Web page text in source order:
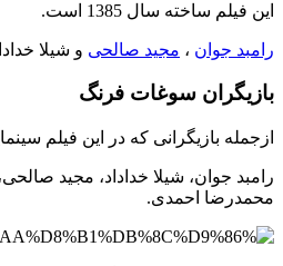
این فیلم ساخته سال 1385 است.
رامبد جوان ، مجید صالحی و شیلا
بازیگران سوغات فرنگ
ازجمله بازیگرانی که در این فیلم
رامبد جوان، شیلا خداداد، مجید صالحی،
محمدرضا احمدی.